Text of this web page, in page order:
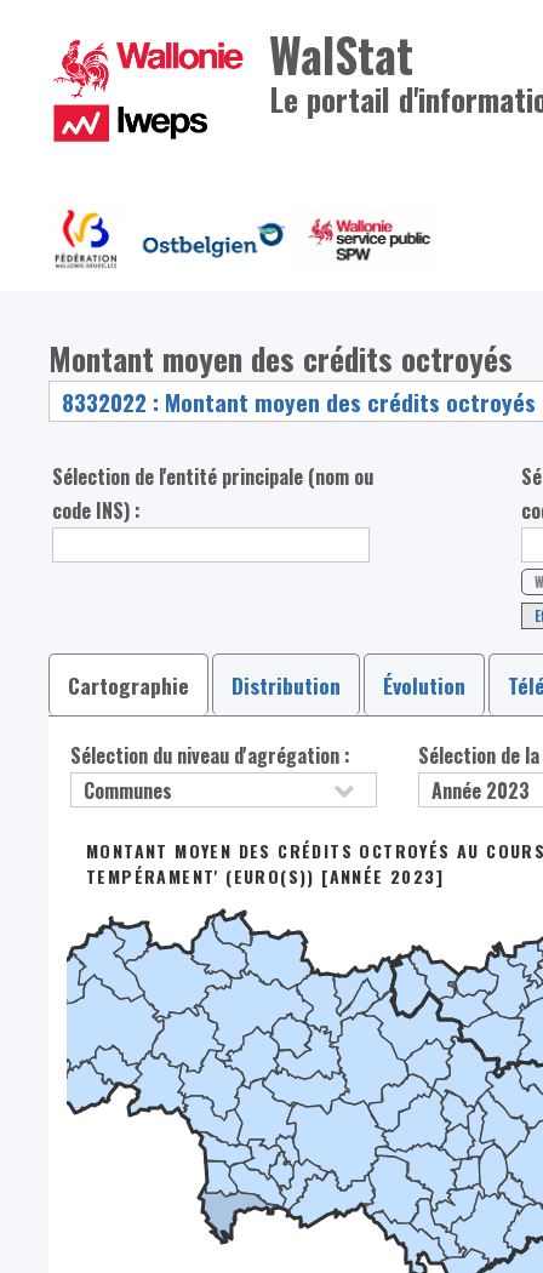
WalStat
Le portail
Montant moyen des crédits octroyés
Sélection de l'entité principale (nom ou
code INS) :
Cartographie Distribution Évolution
Sélection du niveau d'agrégation : Sélection de
MONTANT MOYEN DES CRÉDITS OCTROYÉS AU
TEMPÉRAMENT' (EURO(S)) [ANNÉE 2023]